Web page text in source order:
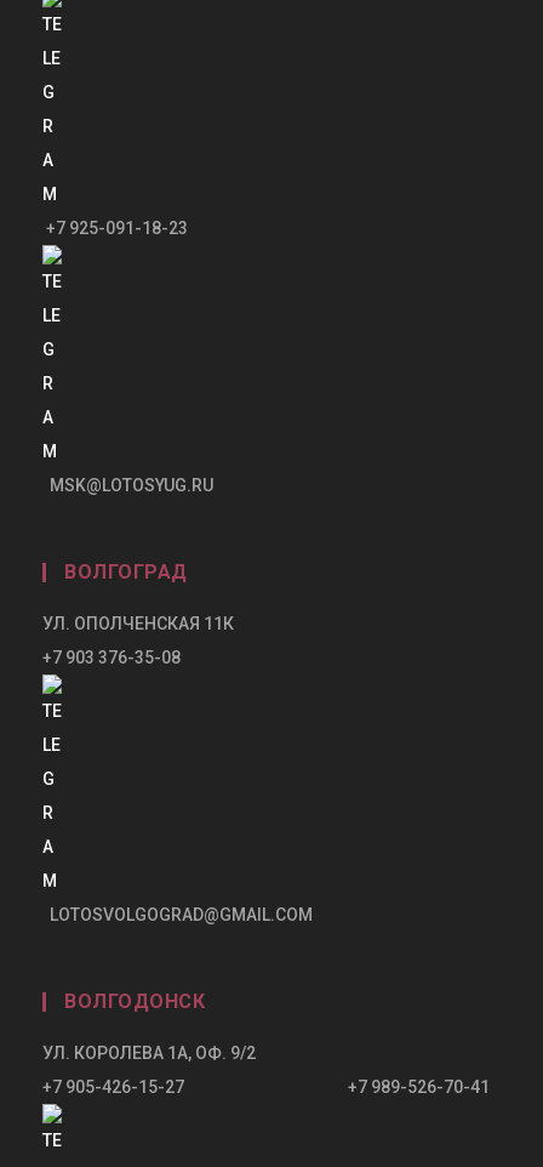
+7 925-091-18-23
MSK@LOTOSYUG.RU
ВОЛГОГРАД
УЛ. ОПОЛЧЕНСКАЯ 11К
+7 903 376-35-08
LOTOSVOLGOGRAD@GMAIL.COM
ВОЛГОДОНСК
УЛ. КОРОЛЕВА 1А, ОФ. 9/2
+7 905-426-15-27 +7 989-526-70-41